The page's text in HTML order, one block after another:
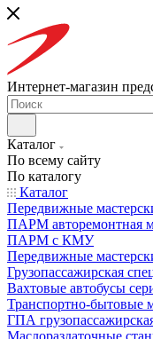
Интернет-магазин
Каталог
По всему сайту
По каталогу
Каталог
Передвижные
ПАРМ авторемонтная
ПАРМ с КМУ
Передвижные
Грузопассажирская
Вахтовые автобусы
Транспортно-
ГПА
Маслораздаточные